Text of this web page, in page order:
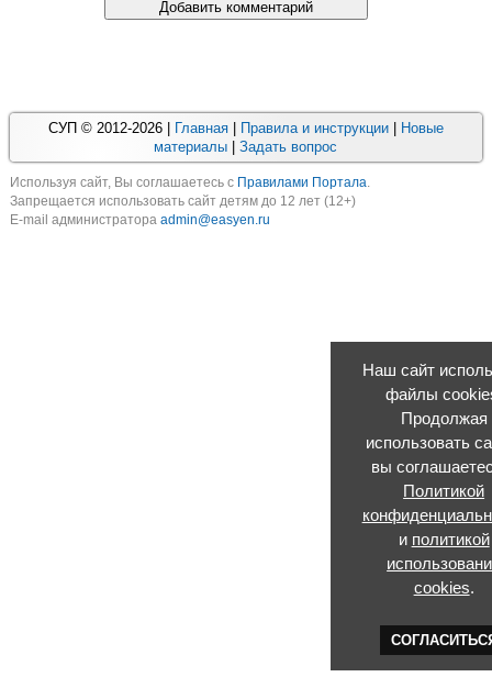
СУП © 2012-2026 | Главная| Правила и инструкции|
Новые
материалы |Задать вопрос
Используя cайт, Вы соглашаетесь с Правилами Портала.
Запрещается использовать сайт детям до 12 лет (12+)
E-mail администратора admin@easyen.ru
Наш сайт
файлы
Продолжая
использовать
вы
Политикой
и политикой
cookies.